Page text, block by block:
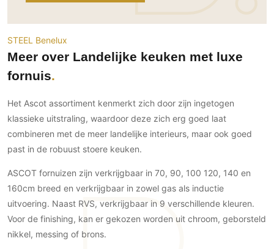
Ramen en deuren
Binnendeuren
Houten deuren
Stalen deuren
Systeemwanden
Raambeslag
Meubelbeslag
Vloer
Gevelbekleding
Houten gevelbekleding
Stucwerk
Schilderwerk buiten
Zakelijk
Horeca
Kantoor
STEEL Benelux
Meer over Landelijke keuken met luxe
fornuis
Het Ascot assortiment kenmerkt zich door zijn ingetogen
klassieke uitstraling, waardoor deze zich erg goed laat
combineren met de meer landelijke interieurs, maar ook goed
past in de robuust stoere keuken.
ASCOT fornuizen zijn verkrijgbaar in 70, 90, 100 120, 140 en
160cm breed en verkrijgbaar in zowel gas als inductie
uitvoering. Naast RVS, verkrijgbaar in 9 verschillende kleuren.
Voor de finishing, kan er gekozen worden uit chroom, geborsteld
nikkel, messing of brons.